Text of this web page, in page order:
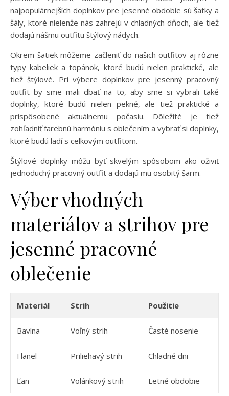
najpopulárnejších doplnkov pre jesenné obdobie sú šatky a
šály, ktoré nielenže nás zahrejú v chladných dňoch, ale tiež
dodajú nášmu outfitu štýlový nádych.
Okrem šatiek môžeme začleniť do našich outfitov aj rôzne
typy kabeliek a topánok, ktoré budú nielen praktické, ale
tiež štýlové. Pri výbere doplnkov pre jesenný pracovný
outfit by sme mali dbať na to, aby sme si vybrali také
doplnky, ktoré budú nielen pekné, ale tiež praktické a
prispôsobené aktuálnemu počasiu. Dôležité je tiež
zohľadniť farebnú harmóniu s oblečením a vybrať si doplnky,
ktoré budú ladí s celkovým outfitom.
Štýlové doplnky môžu byť skvelým spôsobom ako oživiť
jednoduchý pracovný outfit a dodajú mu osobitý šarm.
Výber vhodných
materiálov a strihov pre
jesenné pracovné
oblečenie
Materiál Strih Použitie
Bavlna Voľný strih Časté nosenie
Flanel Priliehavý strih Chladné dni
Ľan Volánkový strih Letné obdobie